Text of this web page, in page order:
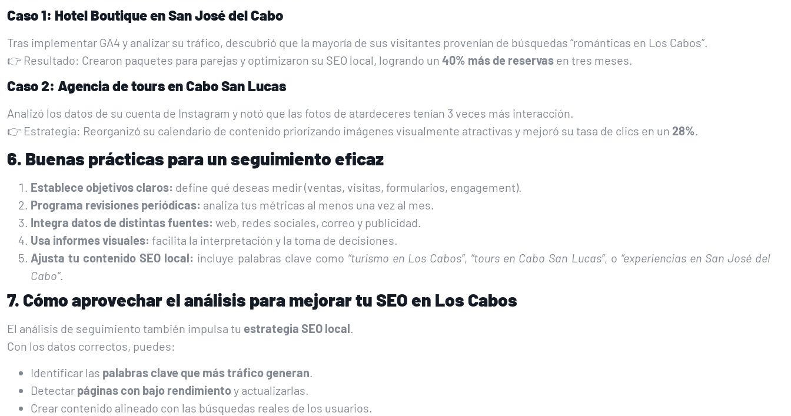
Caso 1: Hotel Boutique en San José del Cabo
Tras implementar GA4 y analizar su tráfico, descubrió que la mayoría de sus visitantes provenían de búsquedas “románticas en Los Cabos”.
👉 Resultado: Crearon paquetes para parejas y optimizaron su SEO local, logrando un 40% más de reservas en tres meses.
Caso 2: Agencia de tours en Cabo San Lucas
Analizó los datos de su cuenta de Instagram y notó que las fotos de atardeceres tenían 3 veces más interacción.
👉 Estrategia: Reorganizó su calendario de contenido priorizando imágenes visualmente atractivas y mejoró su tasa de clics en un 28%.
6. Buenas prácticas para un seguimiento eficaz
Establece objetivos claros: define qué deseas medir (ventas, visitas, formularios, engagement).
Programa revisiones periódicas: analiza tus métricas al menos una vez al mes.
Integra datos de distintas fuentes: web, redes sociales, correo y publicidad.
Usa informes visuales: facilita la interpretación y la toma de decisiones.
Ajusta tu contenido SEO local: incluye palabras clave como “turismo en Los Cabos”, “tours en Cabo San Lucas”, o “experiencias en San José del
Cabo”.
7. Cómo aprovechar el análisis para mejorar tu SEO en Los Cabos
El análisis de seguimiento también impulsa tu estrategia SEO local.
Con los datos correctos, puedes:
Identificar las palabras clave que más tráfico generan
Detectar páginas con bajo rendimientoy actualizarlas.
Crear contenido alineado con las búsquedas reales de los usuarios.